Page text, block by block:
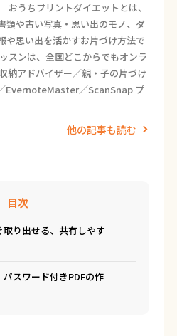
おうちプリントダイエットとは、
類や古い写真・思い出のモノ、ダ
や思い出を活かすお片づけ方法で
スンは、全国どこからでもオンラ
納アドバイザー／親・子の片づけ
EvernoteMaster／ScanSnap プ
他の記事も読む
目次
り出せる、共有しやす
スワード付きPDFの作